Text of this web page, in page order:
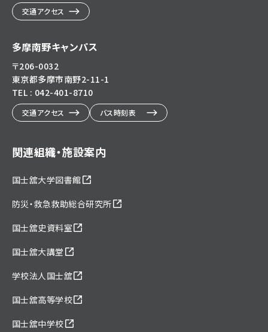
交通アクセス
多摩南野キャンパス
〒206-0032
東京都多摩市南野2-11-1
TEL : 042-401-8710
交通アクセス バス時刻表
関連組織・施設案内
国士舘大学図書館
防災・救急救助総合研究所
国士舘史資料室
国士舘大講堂
学校法人国士舘
国士舘高等学校
国士舘中学校